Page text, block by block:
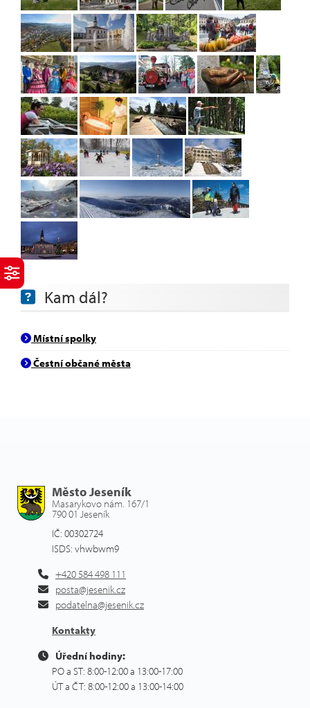
Kam dál?
Místní spolky
Čestní občané města
Město Jeseník
Masarykovo nám. 167/1
790 01 Jeseník
IČ: 00302724
ISDS: vhwbwm9
+420 584 498 111
posta@jesenik.cz
podatelna@jesenik.cz
Kontakty
Úřední hodiny:
PO a ST: 8:00-12:00 a 13:00-17:00
ÚT a ČT: 8:00-12:00 a 13:00-14:00